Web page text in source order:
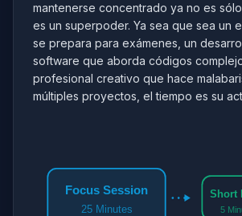
mantenerse concentrado ya no es
es un superpoder. Ya sea que sea un
se prepara para exámenes, un
software que aborda códigos
profesional creativo que hace
múltiples proyectos, el tiempo es su
Focus Session
25 Minutes
Short
5